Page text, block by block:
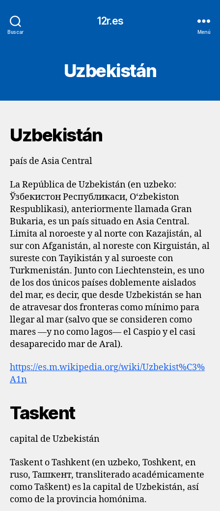
Buscar
12r.es
Menú
Uzbekistán
Uzbekistán
país de Asia Central
La República de Uzbekistán (en uzbeko:
Ўзбекистон Республикаси, O‘zbekiston
Respublikasi), anteriormente llamada Gran
Bukaria, es un país situado en Asia Central.
Limita al noroeste y al norte con Kazajistán, al
sur con Afganistán, al noreste con Kirguistán, al
sureste con Tayikistán y al suroeste con
Turkmenistán. Junto con Liechtenstein, es uno
de los dos únicos países doblemente aislados
del mar, es decir, que desde Uzbekistán se han
de atravesar dos fronteras como mínimo para
llegar al mar (salvo que se consideren como
mares —y no como lagos— el Caspio y el casi
desaparecido mar de Aral).
https://es.m.wikipedia.org/wiki/Uzbekist%C3%
A1n
Taskent
capital de Uzbekistán
Taskent o Tashkent​ (en uzbeko, Toshkent, en
ruso, Ташкент, transliterado académicamente
como Taškent) es la capital de Uzbekistán, así
como de la provincia homónima.